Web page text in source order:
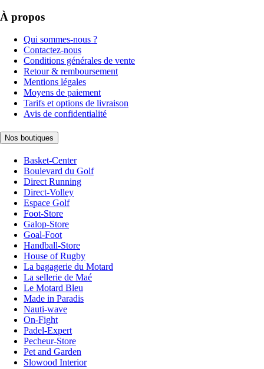
À propos
Qui sommes-nous ?
Contactez-nous
Conditions générales de vente
Retour & remboursement
Mentions légales
Moyens de paiement
Tarifs et options de livraison
Avis de confidentialité
Nos boutiques
Basket-Center
Boulevard du Golf
Direct Running
Direct-Volley
Espace Golf
Foot-Store
Galop-Store
Goal-Foot
Handball-Store
House of Rugby
La bagagerie du Motard
La sellerie de Maé
Le Motard Bleu
Made in Paradis
Nauti-wave
On-Fight
Padel-Expert
Pecheur-Store
Pet and Garden
Slowood Interior